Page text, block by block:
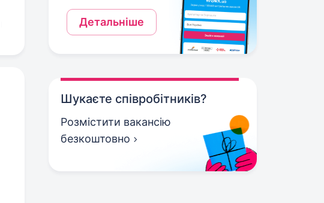
Детальніше
Шукаєте співробітників?
Розмістити вакансію
безкоштовно